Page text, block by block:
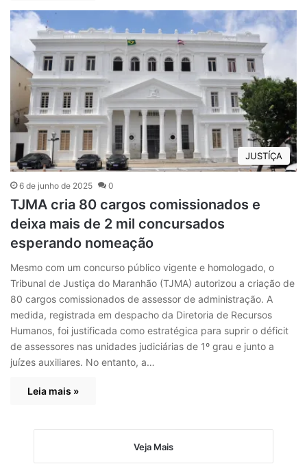
JUSTÍÇA
6 de junho de 2025 0
TJMA cria 80 cargos comissionados e
deixa mais de 2 mil concursados
esperando nomeação
Mesmo com um concurso público vigente e homologado, o
Tribunal de Justiça do Maranhão (TJMA) autorizou a criação de
80 cargos comissionados de assessor de administração. A
medida, registrada em despacho da Diretoria de Recursos
Humanos, foi justificada como estratégica para suprir o déficit
de assessores nas unidades judiciárias de 1º grau e junto a
juízes auxiliares. No entanto, a…
Leia mais »
Veja Mais